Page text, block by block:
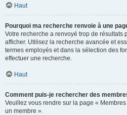
Haut
Pourquoi ma recherche renvoie à une
Votre recherche a renvoyé trop de résultats
afficher. Utilisez la recherche avancée et
termes employés et dans la sélection des
effectuer une recherche.
Haut
Comment puis-je rechercher des
Veuillez vous rendre sur la page «
un membre ».